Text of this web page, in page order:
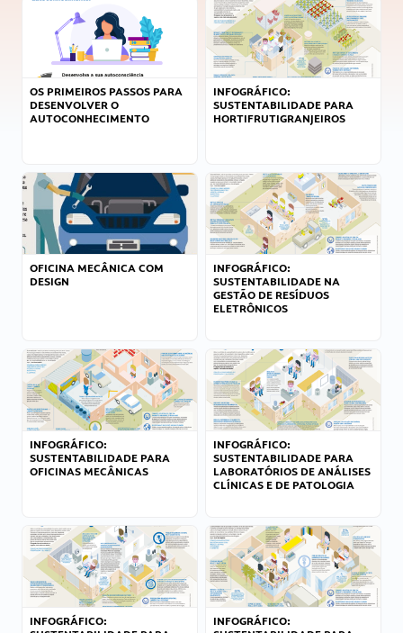
OS PRIMEIROS PASSOS PARA
DESENVOLVER O
AUTOCONHECIMENTO
INFOGRÁFICO:
SUSTENTABILIDADE PARA
HORTIFRUTIGRANJEIROS
OFICINA MECÂNICA COM
DESIGN
INFOGRÁFICO:
SUSTENTABILIDADE NA
GESTÃO DE RESÍDUOS
ELETRÔNICOS
INFOGRÁFICO:
SUSTENTABILIDADE PARA
OFICINAS MECÂNICAS
INFOGRÁFICO:
SUSTENTABILIDADE PARA
LABORATÓRIOS DE ANÁLISES
CLÍNICAS E DE PATOLOGIA
INFOGRÁFICO:
INFOGRÁFICO: